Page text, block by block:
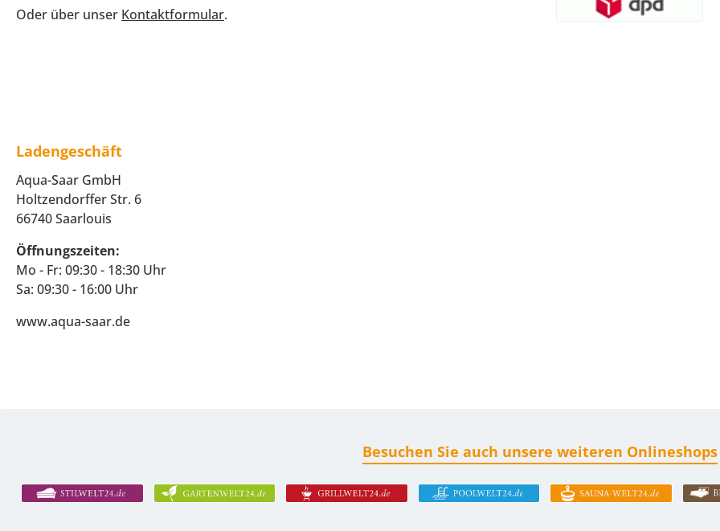
Oder über unser Kontaktformular.
Ladengeschäft
Aqua-Saar GmbH
Holtzendorffer Str. 6
66740 Saarlouis
Öffnungszeiten:
Mo - Fr: 09:30 - 18:30 Uhr
Sa: 09:30 - 16:00 Uhr
www.aqua-saar.de
Besuchen Sie auch unsere weiteren Onlineshops